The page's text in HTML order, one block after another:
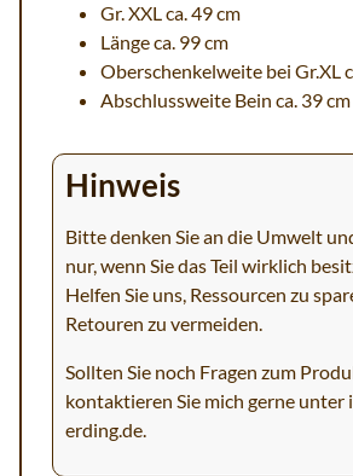
Gr. XXL ca. 49 cm
Länge ca. 99 cm
Oberschenkelweite bei Gr.XL
Abschlussweite Bein ca. 39 cm
Hinweis
Bitte denken Sie an die Umwelt
nur, wenn Sie das Teil wirklich
Helfen Sie uns, Ressourcen zu
Retouren zu vermeiden.
Sollten Sie noch Fragen zum
kontaktieren Sie mich gerne unter
erding.de.